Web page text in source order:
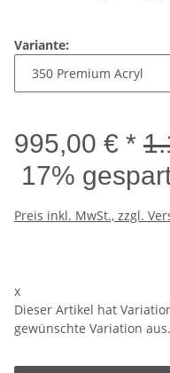
Variante:
995,00 € *
17%
Preis inkl. MwSt., zzgl.
x
Dieser Artikel hat
gewünschte Variation aus.